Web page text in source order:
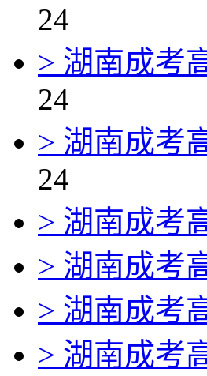
24
> 湖南成考
24
> 湖南成考
24
> 湖南成考
> 湖南成考
> 湖南成考
> 湖南成考